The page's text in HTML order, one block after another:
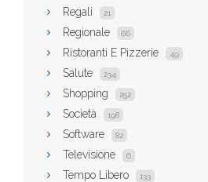
Regali 21
Regionale 66
Ristoranti E Pizzerie 49
Salute 234
Shopping 252
Società 198
Software 82
Televisione 6
Tempo Libero 133